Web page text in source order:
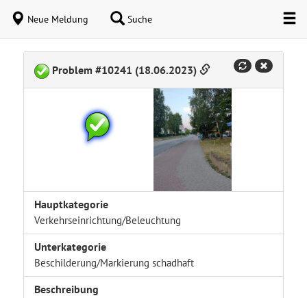
Neue Meldung Suche
Problem #10241 (18.06.2023)
Hauptkategorie
Verkehrseinrichtung/Beleuchtung
Unterkategorie
Beschilderung/Markierung schadhaft
Beschreibung